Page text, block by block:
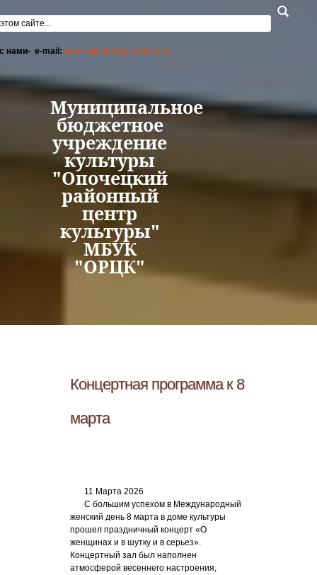
поиска
нами- e-mail: orck-opochka@rambler.ru
Муниципальное
бюджетное
учреждение
культуры
"Опочецкий
районный
центр
культуры"
МБУК
"ОРЦК"
Концертная программа к 8
марта
11 Марта 2026
С большим успехом в Международный
женский день 8 марта в доме культуры
прошел праздничный концерт «О
женщинах и в шутку и в серьез».
Концертный зал был наполнен
атмосферой весеннего настроения,